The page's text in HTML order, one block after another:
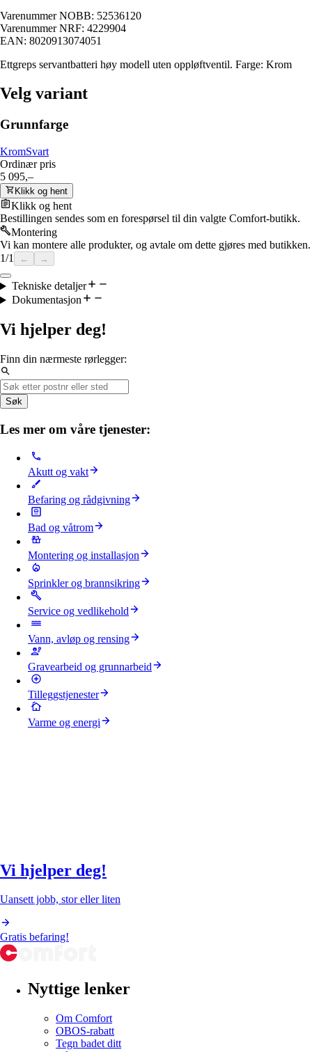
Varenummer NOBB: 52536120
Varenummer NRF: 4229904
EAN: 8020913074051
Ettgreps servantbatteri høy modell uten oppløftventil. Farge: Krom
Velg variant
Grunnfarge
KromSvart
Ordinær pris
5 095,–
Klikk og hent
Klikk og hent
Bestillingen sendes som en forespørsel til din valgte Comfort-butikk.
Montering
Vi kan montere alle produkter, og avtale om dette gjøres med butikken.
1/1 ← →
Tekniske detaljer
Dokumentasjon
Vi hjelper deg!
Finn din nærmeste rørlegger:
Søk
Les mer om våre tjenester:
Akutt og vakt
Befaring og rådgivning
Bad og våtrom
Montering og installasjon
Sprinkler og brannsikring
Service og vedlikehold
Vann, avløp og rensing
Gravearbeid og grunnarbeid
Tilleggstjenester
Varme og energi
Vi hjelper deg!
Uansett jobb, stor eller liten
Gratis befaring!
Nyttige lenker
Om Comfort
OBOS-rabatt
Tegn badet ditt